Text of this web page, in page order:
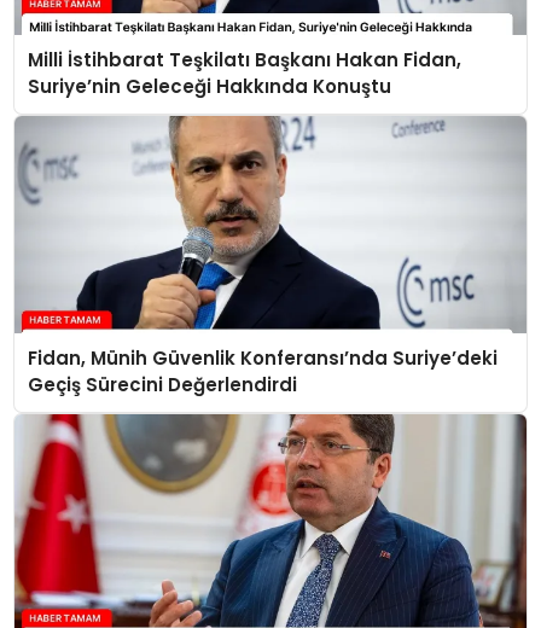
Milli İstihbarat Teşkilatı Başkanı Hakan Fidan,
Suriye’nin Geleceği Hakkında Konuştu
Fidan, Münih Güvenlik Konferansı’nda Suriye’deki
Geçiş Sürecini Değerlendirdi